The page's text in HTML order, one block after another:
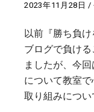
2023年11月28日
以前『勝ち負
ブログで負け
ましたが、今
について教室
取り組みについ